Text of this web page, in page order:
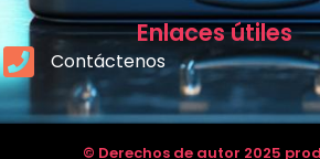
Enlaces útiles
Contáctenos
© Derechos de autor 2025